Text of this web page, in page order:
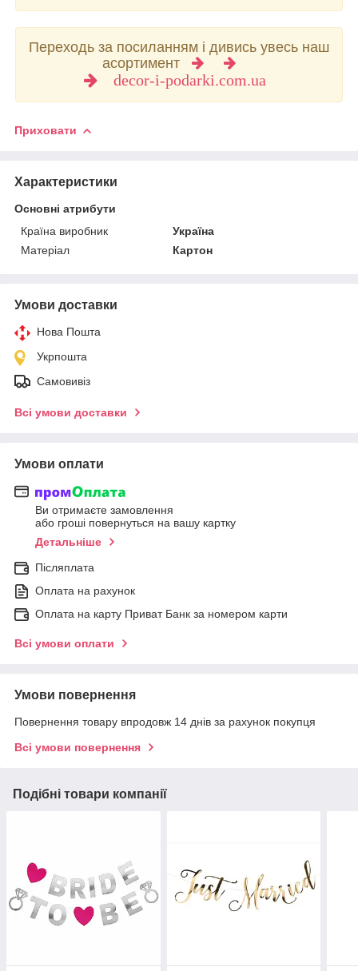
Переходь за посиланням і дивись увесь наш
асортимент
decor-i-podarki.com.ua
Приховати
Характеристики
Основні атрибути
Країна виробник
Україна
Матеріал
Картон
Умови доставки
Нова Пошта
Укрпошта
Самовивіз
Всі умови доставки
Умови оплати
Ви отримаєте замовлення
або гроші повернуться на вашу картку
Детальніше
Післяплата
Оплата на рахунок
Оплата на карту Приват Банк за номером карти
Всі умови оплати
Умови повернення
Повернення товару впродовж 14 днів за рахунок покупця
Всі умови повернення
Подібні товари компанії